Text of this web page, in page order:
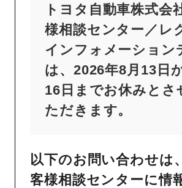
トヨタ自動車株式会
様相談センター／レ
インフォメーション
は、2026年8月13日
16日までお休みとさ
ただきます。
以下のお問い合わせは
客様相談センターに情